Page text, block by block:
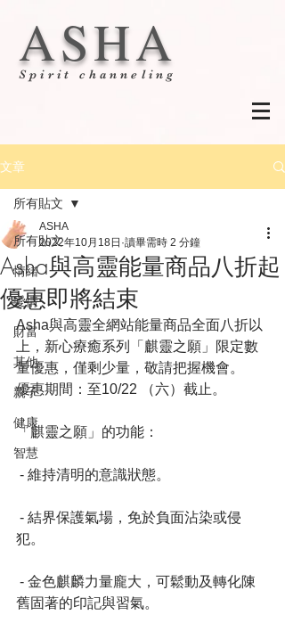
Spirit channeling
ASHA
文章
所有貼文
情緒
愛情
財富
其他
親子
健康
智慧
所有貼文
Asha與高靈能量商品八折起
優惠即將結束
ASHA
2022年10月18日 讀畢需時 2 分鐘
Asha與高靈全網站能量商品全面八折以
上，新心療癒系列「麒靈之願」限定數
量優惠，僅剩少量，敬請把握機會。
優惠期間：至10/22 （六）截止。
「麒靈之願」的功能：
- 維持清明的意識狀態。
犯。
舊固著的印記與習氣。